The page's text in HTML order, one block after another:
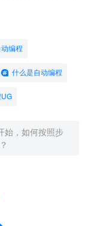
编程
什么是自动编程
始，如何按照步